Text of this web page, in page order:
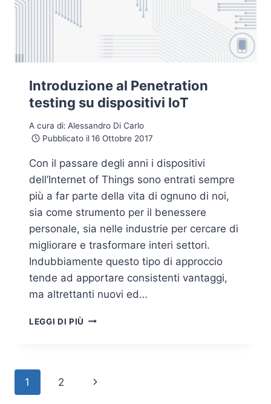
Introduzione al Penetration
testing su dispositivi IoT
A cura di: Alessandro Di Carlo
Pubblicato il 16 Ottobre 2017
Con il passare degli anni i dispositivi
dell’Internet of Things sono entrati sempre
più a far parte della vita di ognuno di noi,
sia come strumento per il benessere
personale, sia nelle industrie per cercare di
migliorare e trasformare interi settori.
Indubbiamente questo tipo di approccio
tende ad apportare consistenti vantaggi,
ma altrettanti nuovi ed…
LEGGI DI PIÙ INTRODUZIONE
DISPOSITIVI
Navigazione
1 2
Pagina